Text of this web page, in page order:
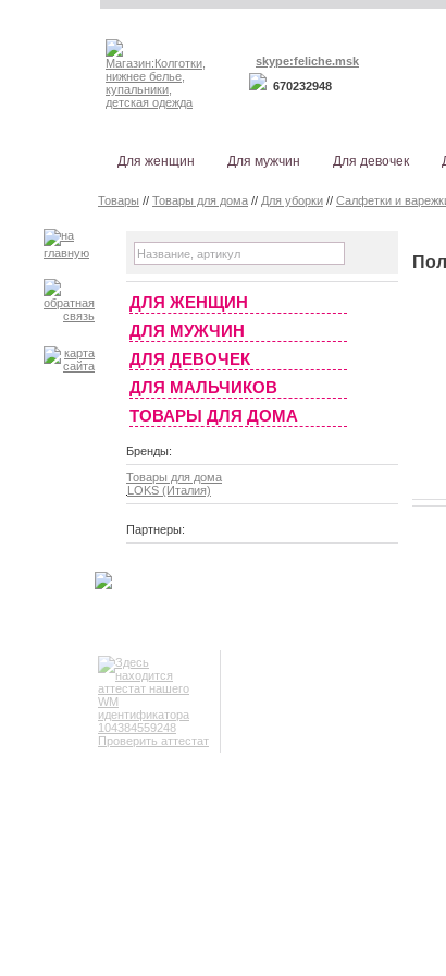
skype:feliche.msk
670232948
Для женщин Для мужчин Для девочек
Товары // Товары для дома // Для уборки // Салфетки и
ДЛЯ ЖЕНЩИН
ДЛЯ МУЖЧИН
ДЛЯ ДЕВОЧЕК
ДЛЯ МАЛЬЧИКОВ
ТОВАРЫ ДЛЯ ДОМА
Бренды:
Товары для дома
LOKS (Италия)
Партнеры:
Проверить аттестат